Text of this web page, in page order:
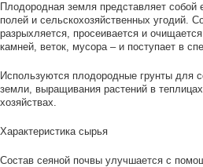
Плодородная земля представляет собой
полей и сельскохозяйственных угодий.
разрыхляется, просеивается и
камней, веток, мусора – и поступает в
Используются плодородные грунты для
земли, выращивания растений в
хозяйствах.
Характеристика сырья
Состав сеяной почвы улучшается с